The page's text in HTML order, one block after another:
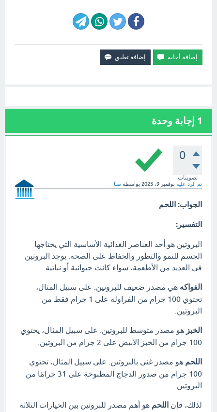
1 إجابة وحدة
0
تصويتات
تم الرد عليه نوفمبر 9، 2023 بواسطة صبا
الجواب: اللحم
التفسير:
البروتين هو أحد العناصر الغذائية الأساسية التي يحتاجها
الجسم للنمو والتطور والحفاظ على الصحة. يوجد البروتين
في العديد من الأطعمة، سواء كانت حيوانية أو نباتية.
الفواكه هي مصدر ضعيف للبروتين. على سبيل المثال،
تحتوي 100 جرام من الفراولة على 1 جرام فقط من
البروتين.
الخبز هو مصدر متوسط للبروتين. على سبيل المثال، يحتوي
100 جرام من الخبز الأبيض على 2 جرام من البروتين.
اللحم هو مصدر غني بالبروتين. على سبيل المثال، تحتوي
100 جرام من صدور الدجاج المطبوخة على 31 جرامًا من
البروتين.
لذلك، فإن اللحم هو أهم مصدر للبروتين بين الخيارات الثلاثة